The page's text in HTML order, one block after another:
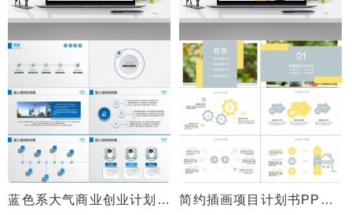
蓝色系大气商业创业计划书PPT模板 简约插画项目计划书PPT模板